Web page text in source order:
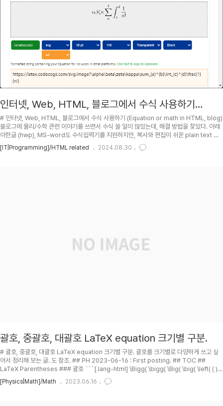
인터넷, Web, HTML, 블로그에서 수식 사용하기
(Equation or math in HTML, blog)
# 인터넷, Web, HTML, 블로그에서 수식 사용하기 (Equation or math in HTML, blog)
블로그에 물리/수학 관련 이야기를 쓰면서 수식 쓸 일이 많았는데, 해결 방법을 찾았다. 아래
아한글 (hwp), MS-word도 수식입력기를 지원하지만, 복사와 편집이 쉬운 plain text 형
태의 LaTeX 수식이 갑인듯 하다. 입력 방법에는 대략 아래와 같은 방법들이 있다. 각자 편할
데로 골라잡자.윈도우에서는 (Windows 7부터인가?) 손글씨로 입력한 수식도 인식하고 디
[IT|Programming]/HTML related 2024.08.30
괄호, 중괄호, 대괄호 LaTeX equation 크기별 구분.
# 괄호, 중괄호, 대괄호 LaTeX equation 크기별 구분. 괄호를 크기별로 다양하게 쓰고 싶
어서 정리해 보는 글. 도 참조. ## PH 2023-06-16 : First posting. ## TOC ##
LaTeX Parentheses ### 괄호 ```[.lang-html] \Bigg( \bigg( \Big( \big( \left( ( )
\right) \big) \Big) \bigg) \Bigg) ```/ \Bigg( \bigg( \Big( \big( \left( ( ) \right) \big)
\Big) \bigg) \Bigg) ### 중괄호 Escape 해줘야 함. \{, \} ```[.lang-html] \Bigg\{
[Physics|Math]/Math 2023.06.16